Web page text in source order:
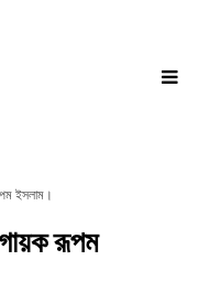
ইসলাম।
রূপম